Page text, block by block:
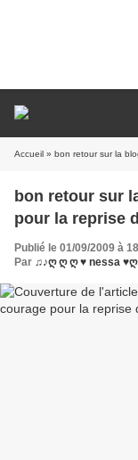
Accueil » bon retour sur la
bon retour sur
pour la reprise
Publié le 01/09/2009 à
Par ♫♪ღ ღ ღ ♥ nessa